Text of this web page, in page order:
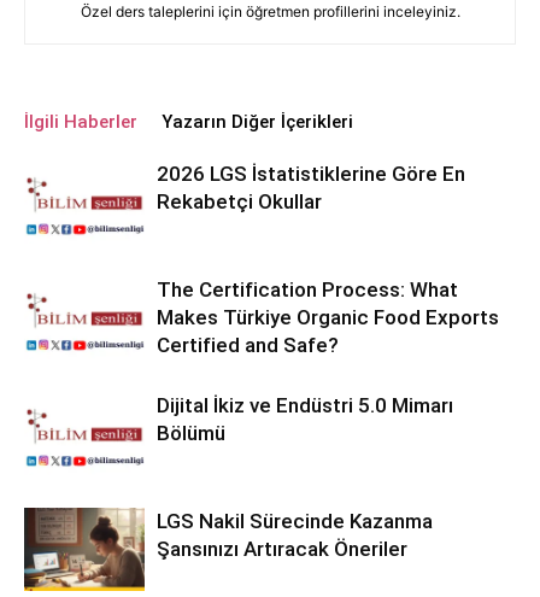
Özel ders taleplerini için öğretmen profillerini inceleyiniz.
İlgili Haberler Yazarın Diğer İçerikleri
2026 LGS İstatistiklerine Göre En
Rekabetçi Okullar
The Certification Process: What
Makes Türkiye Organic Food Exports
Certified and Safe?
Dijital İkiz ve Endüstri 5.0 Mimarı
Bölümü
LGS Nakil Sürecinde Kazanma
Şansınızı Artıracak Öneriler